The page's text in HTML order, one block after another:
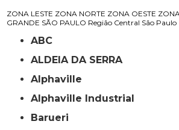
ZONA LESTE ZONA NORTE ZONA OESTE
GRANDE SÃO PAULO Região Central São Paulo
ABC
ALDEIA DA SERRA
Alphaville
Alphaville Industrial
Barueri